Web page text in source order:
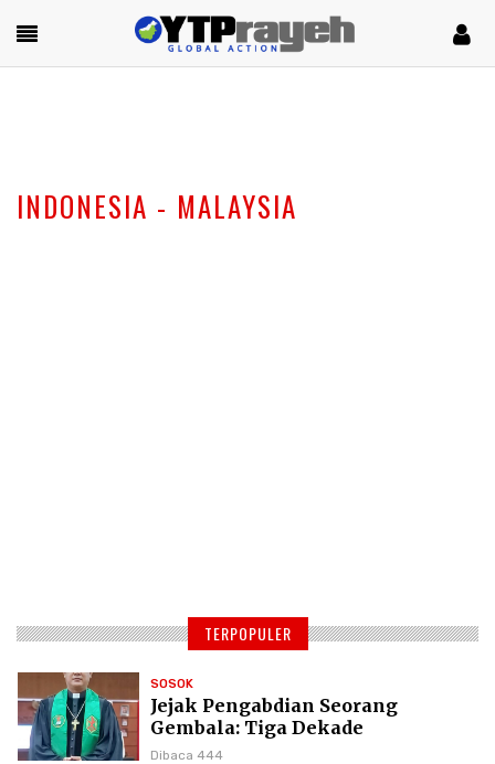
INDONESIA - MALAYSIA
TERPOPULER
SOSOK
Jejak Pengabdian Seorang
Gembala: Tiga Dekade
Kepemimpinan Pdt. Dr. Yulius
Dibaca 444